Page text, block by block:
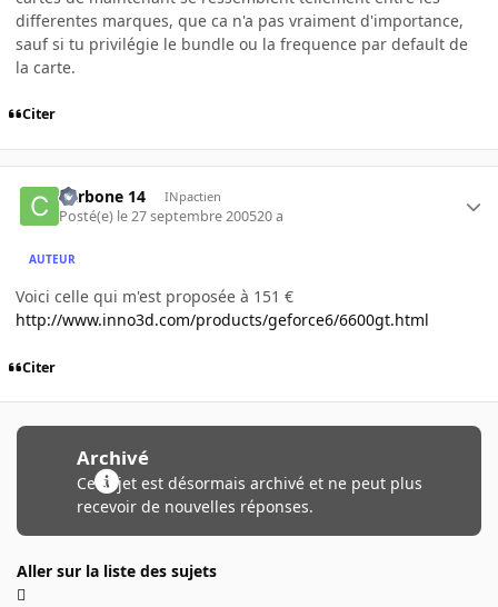
differentes marques, que ca n'a pas vraiment d'importance,
sauf si tu privilégie le bundle ou la frequence par default de
la carte.
Citer
Carbone 14 INpactien
Posté(e) le 27 septembre 200520 a
AUTEUR
Voici celle qui m'est proposée à 151 €
http://www.inno3d.com/products/geforce6/6600gt.html
Citer
Archivé
Ce sujet est désormais archivé et ne peut plus
recevoir de nouvelles réponses.
Aller sur la liste des sujets